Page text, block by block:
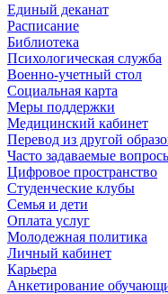
Единый деканат
Расписание
Библиотека
Психологическая служба
Военно-учетный стол
Социальная карта
Меры поддержки
Медицинский кабинет
Перевод из другой
Часто задаваемые
Цифровое пространство
Студенческие клубы
Семья и дети
Оплата услуг
Молодежная политика
Личный кабинет
Карьера
Анкетирование